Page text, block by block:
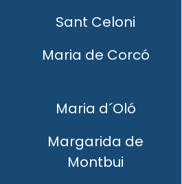
Sant Celoni
Maria de Corcó
Maria d´Oló
Margarida de
Montbui